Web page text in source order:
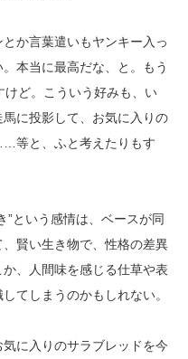
か言葉遣いもヤンキー入っ
本当に最高だな、と。もう
ど。こういう好みも、い
に投影して、お気に入りの
等と、ふと考えたりもす
”という感情は、ベースが同
賢い生き物で、性格の差異
、人間味を感じる仕草や表
てしまうのかもしれない。
に入りのサラブレッドを今